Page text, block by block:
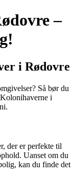
–
i Rødovre
Så bør du
i
der er perfekte til
Uanset om du
kan du finde det